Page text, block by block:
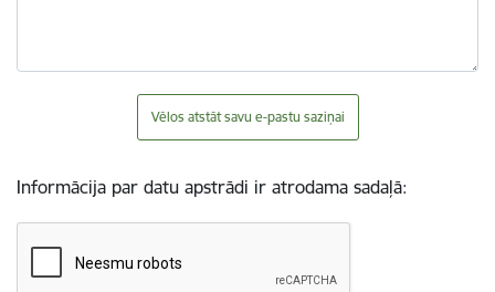
Vēlos atstāt savu e-pastu saziņai
Informācija par datu apstrādi ir atrodama sadaļā: